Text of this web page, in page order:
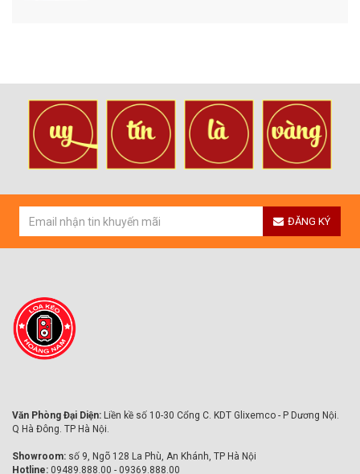
ĐĂNG KÝ
Văn Phòng Đại Diện: Liền kề số 10-30 Cổng C. KDT Glixemco - P Dương Nội.
Q Hà Đông. TP Hà Nội.
Showroom: số 9, Ngõ 128 La Phù, An Khánh, TP Hà Nội
Hotline: 09489.888.00 - 09369.888.00